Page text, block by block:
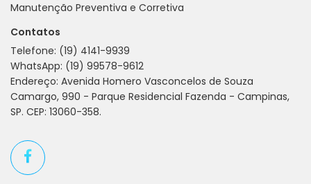
Manutenção Preventiva e Corretiva
Contatos
Telefone: (19) 4141-9939
WhatsApp: (19) 99578-9612
Endereço: Avenida Homero Vasconcelos de Souza
Camargo, 990 - Parque Residencial Fazenda - Campinas,
SP. CEP: 13060-358.